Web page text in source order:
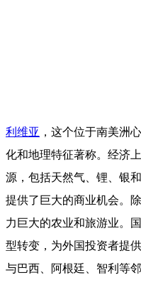
利维亚 ，这个位于南美洲
化和地理特征著称。经济
源，包括天然气、锂、银
提供了巨大的商业机会。
力巨大的农业和旅游业。
型转变，为外国投资者提
与巴西、阿根廷、智利等